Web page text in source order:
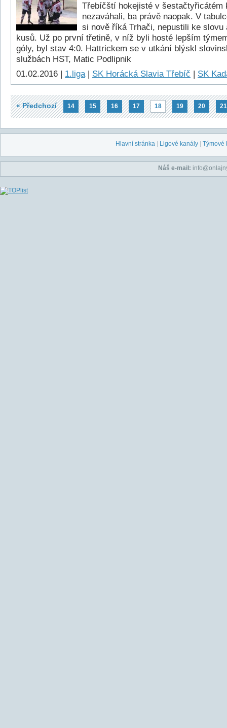
Třebíčští hokejisté v šestačtyřicátém
nezaváhali, ba právě naopak. V
si nově říká Trhači, nepustili ke
kusů. Už po první třetině, v níž byli hosté lepším
góly, byl stav 4:0. Hattrickem se v utkání blýskl
službách HST, Matic Podlipnik
01.02.2016 | 1.liga| SK Horácká Slavia Třebíč | SK
« Předchozí 14 15 16 17 18 19 20 21
Hlavní stránka Ligové kanály Týmové
Náš e-mail: